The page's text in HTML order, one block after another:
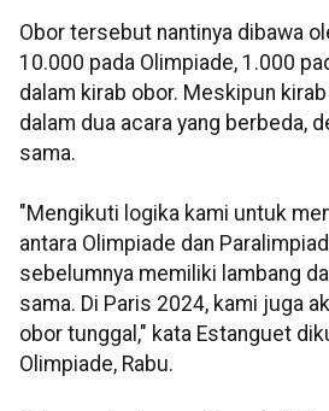
Obor tersebut nantinya dibawa
10.000 pada Olimpiade, 1.000
dalam kirab obor. Meskipun
dalam dua acara yang berbeda,
sama.
"Mengikuti logika kami untuk
antara Olimpiade dan
sebelumnya memiliki lambang
sama. Di Paris 2024, kami juga
obor tunggal," kata Estanguet
Olimpiade, Rabu.